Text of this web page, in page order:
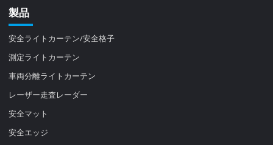
製品
安全ライトカーテン/安全格子
測定ライトカーテン
車両分離ライトカーテン
レーザー走査レーダー
安全マット
安全エッジ